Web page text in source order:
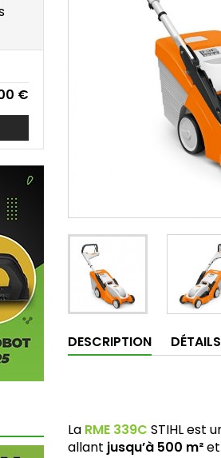
€
DESCRIPTION
La RME 339C STIHL est
allant jusqu’à 500 m²